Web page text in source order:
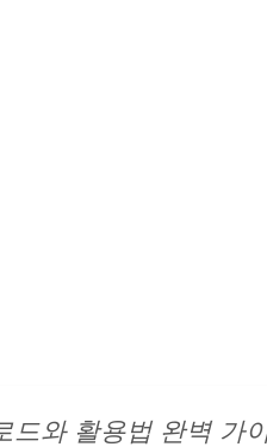
드와 활용법 완벽 가